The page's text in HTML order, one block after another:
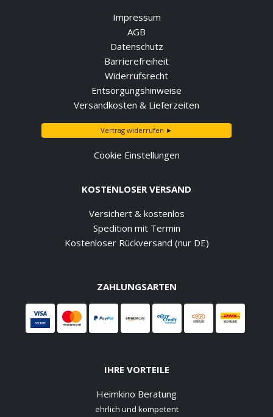
Impressum
AGB
Datenschutz
Barrierefreiheit
Widerrufsrecht
Entsorgungshinweise
Versandkosten & Lieferzeiten
Vertrag widerrufen ►
Cookie Einstellungen
KOSTENLOSER VERSAND
Versichert & kostenlos
Spedition mit Termin
Kostenloser Rückversand (nur DE)
ZAHLUNGSARTEN
IHRE VORTEILE
Heimkino Beratung
ehrlich und kompetent